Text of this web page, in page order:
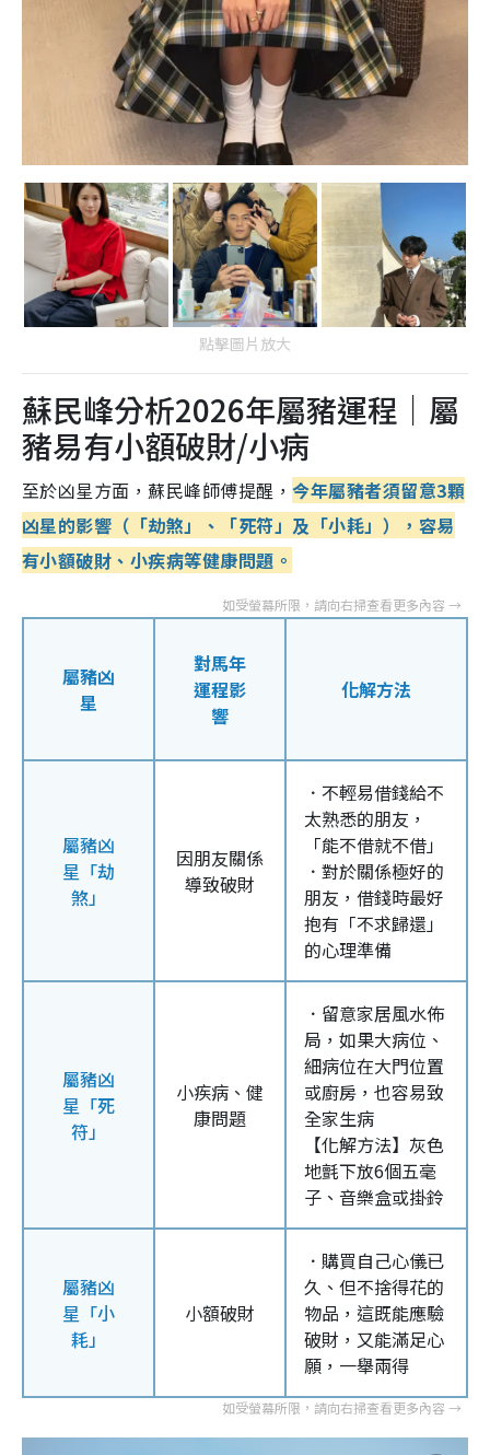
點擊圖片放大
蘇民峰分析2026年屬豬運程｜屬
豬易有小額破財/小病
至於凶星方面，蘇民峰師傅提醒，今年屬豬者須留意3顆
凶星的影響（「劫煞」、「死符」及「小耗」），容易
有小額破財、小疾病等健康問題。
屬豬凶
星
對馬年
運程影
響
化解方法
屬豬凶
星「劫
煞」
因朋友關係
導致破財
．不輕易借錢給不
太熟悉的朋友，
「能不借就不借」
．對於關係極好的
朋友，借錢時最好
抱有「不求歸還」
的心理準備
屬豬凶
星「死
符」
小疾病、健
康問題
．留意家居風水佈
局，如果大病位、
細病位在大門位置
或廚房，也容易致
全家生病
【化解方法】灰色
地氈下放6個五毫
子、音樂盒或掛鈴
屬豬凶
星「小
耗」
小額破財
．購買自己心儀已
久、但不捨得花的
物品，這既能應驗
破財，又能滿足心
願，一舉兩得